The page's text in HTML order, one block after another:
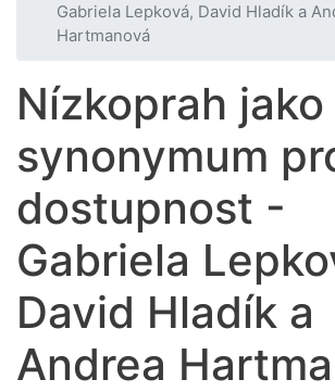
Gabriela Lepková, David Hladík a
Hartmanová
Nízkoprah jako
synonymum
dostupnost -
Gabriela
David Hladík a
Andrea